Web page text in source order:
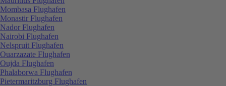
Mombasa Flughafen
Monastir Flughafen
Nador Flughafen
Nairobi Flughafen
Nelspruit Flughafen
Ouarzazate Flughafen
Oujda Flughafen
Phalaborwa Flughafen
Pietermaritzburg Flughafen